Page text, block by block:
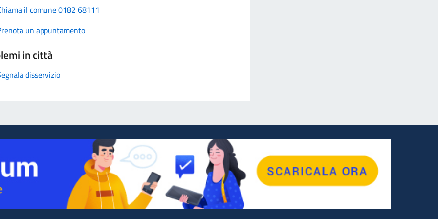
il comune 0182 68111
un appuntamento
in città
disservizio